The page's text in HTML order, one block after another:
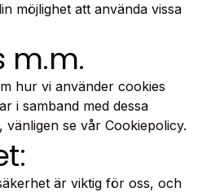
möjlighet att använda vissa
m.m.
hur vi använder cookies
i samband med dessa
vänligen se vårCookiepolicy.
är viktig för oss, och